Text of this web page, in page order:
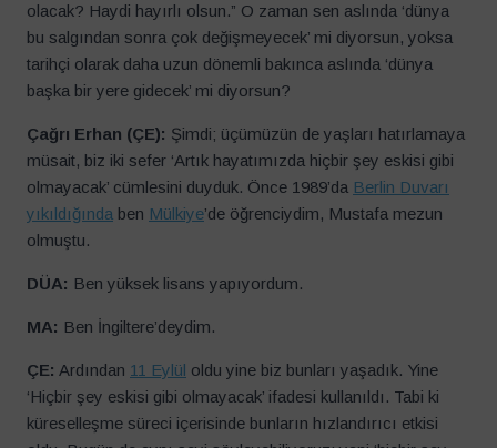
olacak? Haydi hayırlı olsun.” O zaman sen aslında ‘dünya
bu salgından sonra çok değişmeyecek’ mi diyorsun, yoksa
tarihçi olarak daha uzun dönemli bakınca aslında ‘dünya
başka bir yere gidecek’ mi diyorsun?
Çağrı Erhan (ÇE): Şimdi; üçümüzün de yaşları hatırlamaya
müsait, biz iki sefer ‘Artık hayatımızda hiçbir şey eskisi gibi
olmayacak’ cümlesini duyduk. Önce 1989’da Berlin Duvarı
yıkıldığında ben Mülkiye’de öğrenciydim, Mustafa mezun
olmuştu.
DÜA: Ben yüksek lisans yapıyordum.
MA: Ben İngiltere’deydim.
ÇE: Ardından 11 Eylül oldu yine biz bunları yaşadık. Yine
‘Hiçbir şey eskisi gibi olmayacak’ ifadesi kullanıldı. Tabi ki
küreselleşme süreci içerisinde bunların hızlandırıcı etkisi